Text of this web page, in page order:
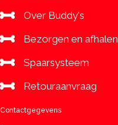
Over Buddy's
Bezorgen en afhalen
Spaarsysteem
Retouraanvraag
Contactgegevens